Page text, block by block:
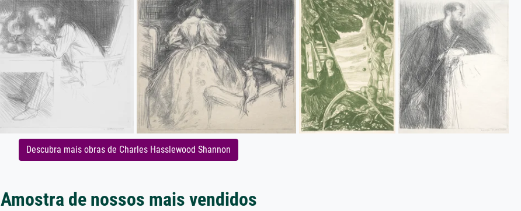
Descubra mais obras de Charles Hasslewood Shannon
Amostra de nossos mais vendidos